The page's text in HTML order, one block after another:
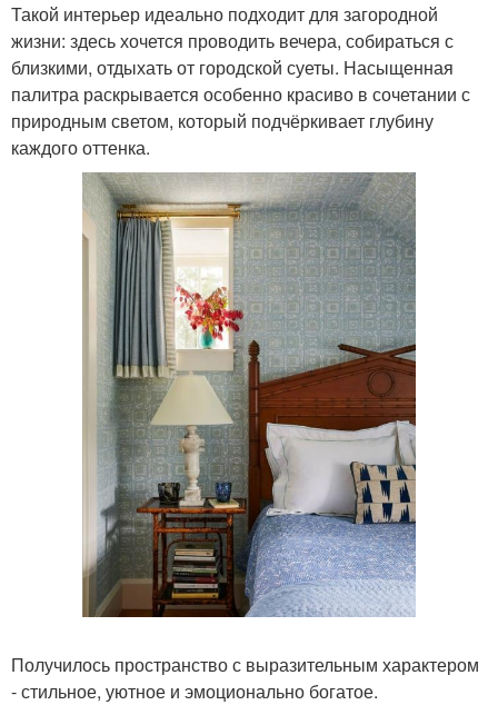
Такой интерьер идеально подходит для загородной
жизни: здесь хочется проводить вечера, собираться с
близкими, отдыхать от городской суеты. Насыщенная
палитра раскрывается особенно красиво в сочетании с
природным светом, который подчёркивает глубину
каждого оттенка.
Получилось пространство с выразительным характером
- стильное, уютное и эмоционально богатое.